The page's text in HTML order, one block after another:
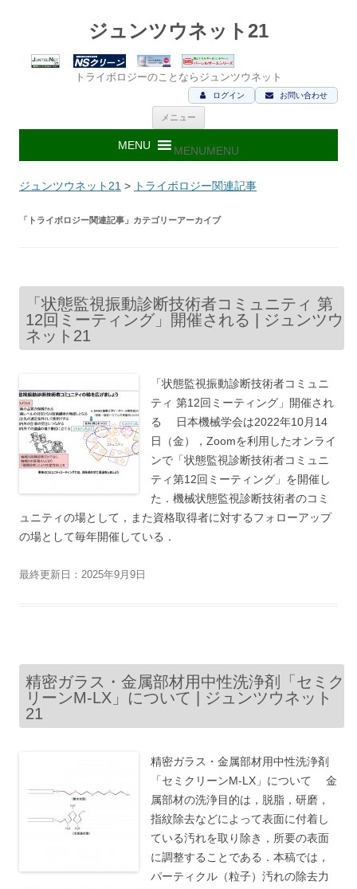
ジュンツウネット21
トライボロジーのことならジュンツウネット
お問い合わせ
ログイン
メニュー
ン
ツ
ス
キ
MENUMENU
ジュンツウネット21 > トライボロジー関連記事
「 トライボロジー関連記事 」カテゴリーアーカイブ
「状態監視振動診断技術者コミュニティ 第
12回ミーティング」開催される | ジュンツウ
ネット21
「状態監視振動診断技術者コミュニ
ティ 第12回ミーティング」開催され
る 日本機械学会は2022年10月14
日（金），Zoomを利用したオンライ
ンで「状態監視診断技術者コミュニ
ティ第12回ミーティング」を開催し
た．機械状態監視診断技術者のコミ
ュニティの場として，また資格取得者に対するフォローアップ
の場として毎年開催している．
最終更新日：2025年9月9日
精密ガラス・金属部材用中性洗浄剤「セミク
リーンM-LX」について | ジュンツウネット
21
精密ガラス・金属部材用中性洗浄剤
「セミクリーンM-LX」について 金
属部材の洗浄目的は，脱脂，研磨，
指紋除去などによって表面に付着し
ている汚れを取り除き，所要の表面
に調整することである．本稿では，
パーティクル（粒子）汚れの除去力